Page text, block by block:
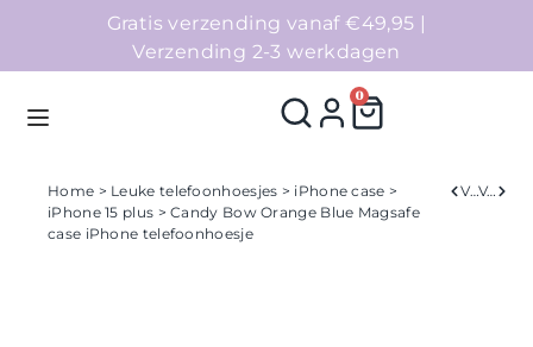
Gratis verzending vanaf €49,95 |
Verzending 2-3 werkdagen
0
Homepage
Home > Leuke telefoonhoesjes > iPhone case >
iPhone 15 plus > Candy Bow Orange Blue Magsafe
case iPhone telefoonhoesje
Verleden Volgend